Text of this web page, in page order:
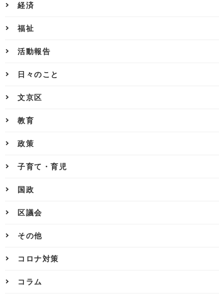
経済
福祉
活動報告
日々のこと
文京区
教育
政策
子育て・育児
国政
区議会
その他
コロナ対策
コラム